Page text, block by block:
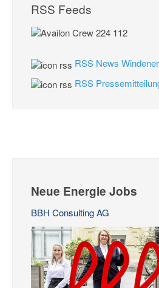
RSS Feeds
RSS News
RSS
Neue Energie Jobs
BBH Consulting AG